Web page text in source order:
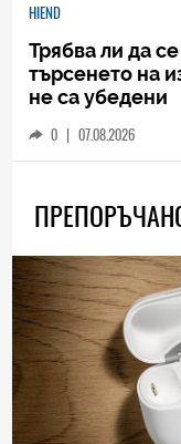
HIEND
Трябва ли да
търсенето на
не са убедени
0 | 07.08.2026